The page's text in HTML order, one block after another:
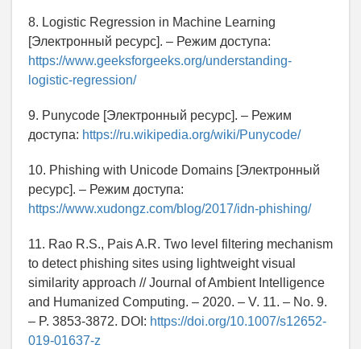
8. Logistic Regression in Machine Learning
[Электронный ресурс]. – Режим доступа:
https://www.geeksforgeeks.org/understanding-
logistic-regression/
9. Punycode [Электронный ресурс]. – Режим
доступа: https://ru.wikipedia.org/wiki/Punycode/
10. Phishing with Unicode Domains [Электронный
ресурс]. – Режим доступа:
https://www.xudongz.com/blog/2017/idn-phishing/
11. Rao R.S., Pais A.R. Two level filtering mechanism
to detect phishing sites using lightweight visual
similarity approach // Journal of Ambient Intelligence
and Humanized Computing. – 2020. – V. 11. – No. 9.
– P. 3853-3872. DOI: https://doi.org/10.1007/s12652-
019-01637-z